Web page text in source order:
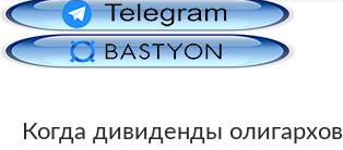
Когда дивиденды олигархов